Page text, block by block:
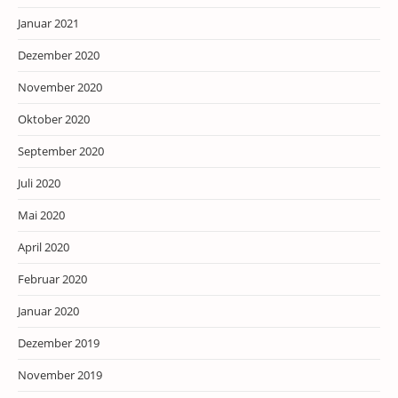
Januar 2021
Dezember 2020
November 2020
Oktober 2020
September 2020
Juli 2020
Mai 2020
April 2020
Februar 2020
Januar 2020
Dezember 2019
November 2019